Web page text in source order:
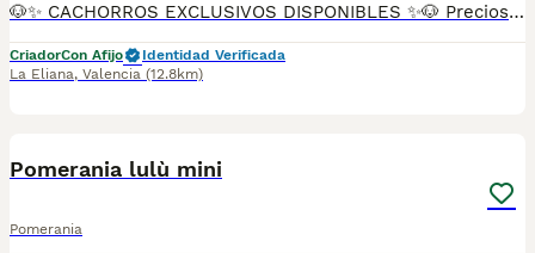
🐶✨ CACHORROS EXCLUSIVOS DISPONIBLES ✨🐶 Preciosos cachorros criados en ambiente familiar, rodeados de amor y cuidados desde el primer día ❤️ Totalmente socializados, cariñosos y acostumbrados al contacto con personas. 📦 Se entregan con todas las garantías: ✔️ Cartilla sanitaria ✔️ Vacunación al día 💉 ✔️ Desparasitación completa ✅ ✔️ Garantía vírica 😷 ✔️ Garantía congénita 👌 ✔️ Contrato de entrega ✍️ 📸 Síguenos en Instagram: @fincapaunais para ver fotos y vídeos reales ⚠️ Disponibilidad limitada ⚠️ Se reservan rápido. 📲 Contacto directo por WhatsApp: 671 454 202 Solo personas responsables
CriadorCon Afijo
Identidad Verificada
La Eliana, Valencia (12.8km)
Pomerania lulù mini
Pomerania